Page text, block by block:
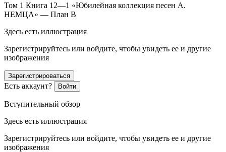
Том 1 Книга 12—1 «Юбилейная коллекция песен А.
НЕМЦА» — План В
Здесь есть иллюстрация
Зарегистрируйтесь или войдите, чтобы увидеть ее и другие
изображения
Зарегистрироваться
Есть аккаунт? Войти
Вступительный обзор
Здесь есть иллюстрация
Зарегистрируйтесь или войдите, чтобы увидеть ее и другие
изображения